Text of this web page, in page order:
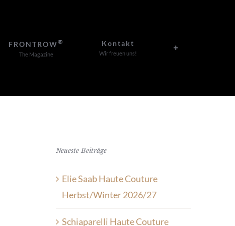
FRONTROW®
The Magazine
Kontakt
Wir freuen uns!
Neueste Beiträge
Elie Saab Haute Couture
Herbst/Winter 2026/27
Schiaparelli Haute Couture